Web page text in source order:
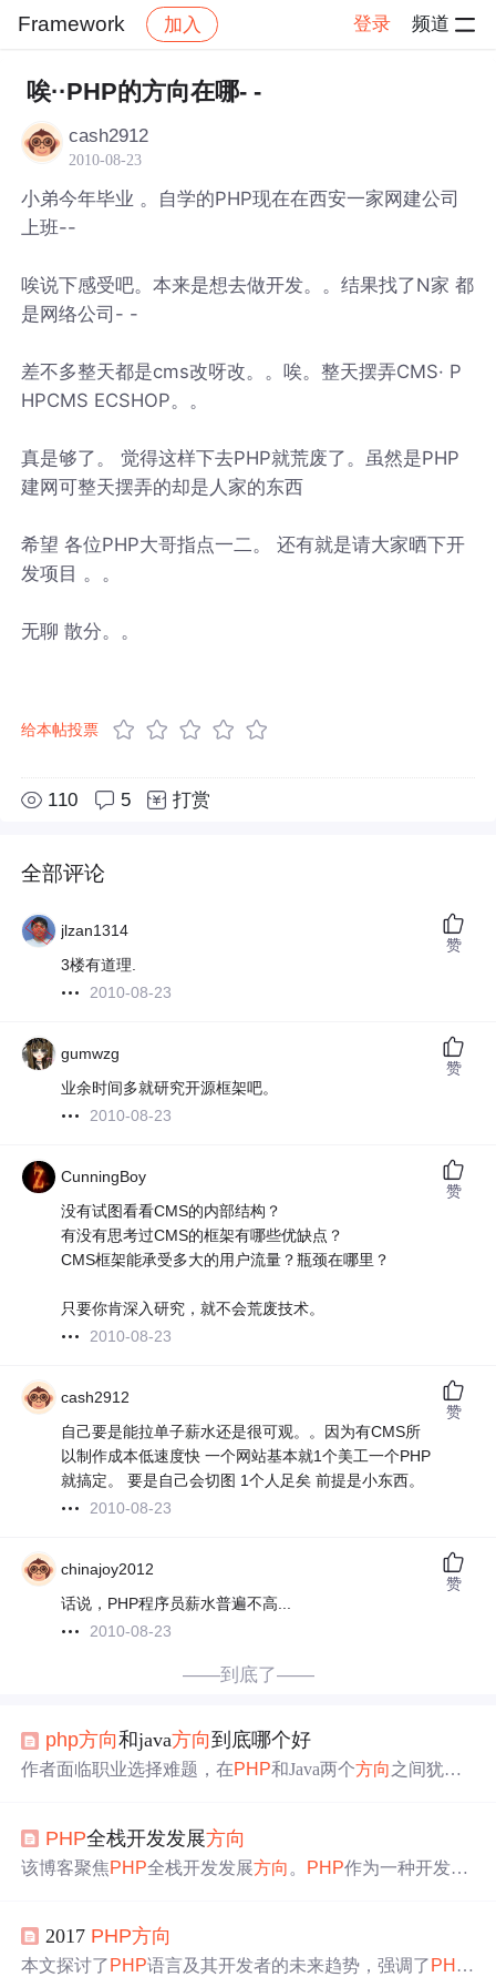
Framework 加入 登录 频道
社区 Framework 帖子详情
唉··PHP的方向在哪- -
cash2912
2010-08-23
小弟今年毕业 。自学的PHP现在在西安一家网建公司
上班--
唉说下感受吧。本来是想去做开发。。结果找了N家 都
是网络公司- -
差不多整天都是cms改呀改。。唉。整天摆弄CMS· P
HPCMS ECSHOP。。
真是够了。 觉得这样下去PHP就荒废了。虽然是PHP
建网可整天摆弄的却是人家的东西
希望 各位PHP大哥指点一二。 还有就是请大家晒下开
发项目 。。
无聊 散分。。
给本帖投票
110 5 打赏
全部评论
jlzan1314
3楼有道理.
2010-08-23
赞
gumwzg
业余时间多就研究开源框架吧。
2010-08-23
赞
CunningBoy
没有试图看看CMS的内部结构？
有没有思考过CMS的框架有哪些优缺点？
CMS框架能承受多大的用户流量？瓶颈在哪里？
只要你肯深入研究，就不会荒废技术。
2010-08-23
赞
cash2912
自己要是能拉单子薪水还是很可观。。因为有CMS所
以制作成本低速度快 一个网站基本就1个美工一个PHP
就搞定。 要是自己会切图 1个人足矣 前提是小东西。
2010-08-23
赞
chinajoy2012
话说，PHP程序员薪水普遍不高...
2010-08-23
赞
——到底了——
php方向和java方向到底哪个好
作者面临职业选择难题，在PHP和Java两个方向之间犹豫
求职过程中却更为顺利。
PHP全栈开发发展方向
该博客聚焦PHP全栈开发发展方向 。 PHP作为一种开发语
场需求，在信息技术领域获得更多发展机会。
2017 PHP方向
本文探讨了 PHP语言及其开发者的未来趋势，强调了 PHP